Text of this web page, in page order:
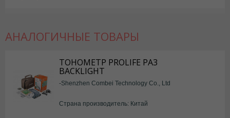
Лейкопластырь в Астане, Лейкопластырь в Уральске
АНАЛОГИЧНЫЕ ТОВАРЫ
ТОНОМЕТР PROLIFE PA3
BACKLIGHT
-Shenzhen Combei Technology Co., Ltd
Страна производитель: Китай